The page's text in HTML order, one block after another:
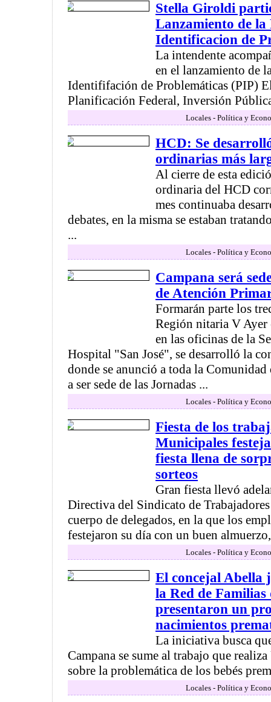
Stella Giroldi
Lanzamiento de
Identificacion de
La intendente
en el lanzamiento de
Identififación de Problemáticas (PIP)
Planificación Federal, Inversión
Locales - Política y
HCD: Se
ordinarias más
Al cierre de esta
ordinaria del HCD
mes continuaba
debates, en la misma se estaban
...
Locales - Política y
Campana será
de Atención
Formarán parte los
Región nitaria V Ayer
en las oficinas de la
Hospital "San José", se desarrolló la
donde se anunció a toda la
a ser sede de las Jornadas ...
Locales - Política y
Fiesta de los
Municipales
fiesta llena de
sorteos
Gran fiesta llevó
Directiva del Sindicato de
cuerpo de delegados, en la que los
festejaron su día con un buen
Locales - Política y
El concejal Abella
la Red de Familias
presentaron un
nacimientos
La iniciativa busca
Campana se sume al trabajo que
sobre la problemática de los bebés
Locales - Política y